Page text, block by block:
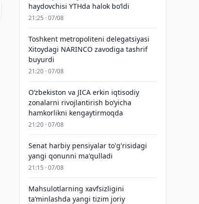
haydovchisi YTHda halok bo‘ldi
21:25 · 07/08
Toshkent metropoliteni delegatsiyasi
Xitoydagi NARINCO zavodiga tashrif
buyurdi
21:20 · 07/08
Oʻzbekiston va JICA erkin iqtisodiy
zonalarni rivojlantirish boʻyicha
hamkorlikni kengaytirmoqda
21:20 · 07/08
Senat harbiy pensiyalar to'g'risidagi
yangi qonunni ma'qulladi
21:15 · 07/08
Mahsulotlarning xavfsizligini
taʼminlashda yangi tizim joriy